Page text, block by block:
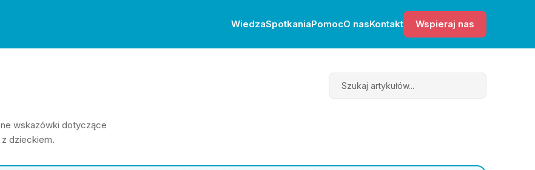
WiedzaSpotkaniaPomocO nasKontakt Wspieraj nas
wskazówki dotyczące
dzieckiem.
Search